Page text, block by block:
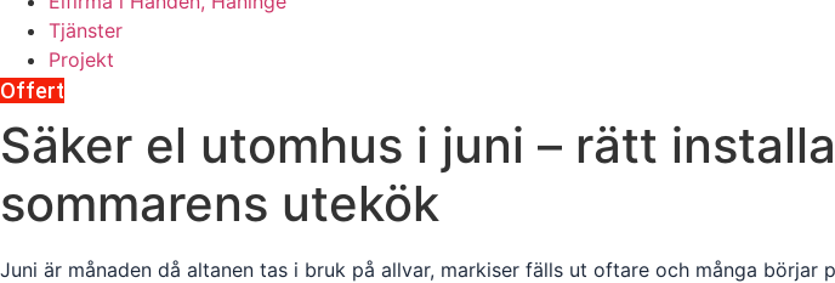
Tjänster
Projekt
Offert
Säker el utomhus i juni – rätt
sommarens utekök
Juni är månaden då altanen tas i bruk på allvar, markiser fälls ut oftare och många